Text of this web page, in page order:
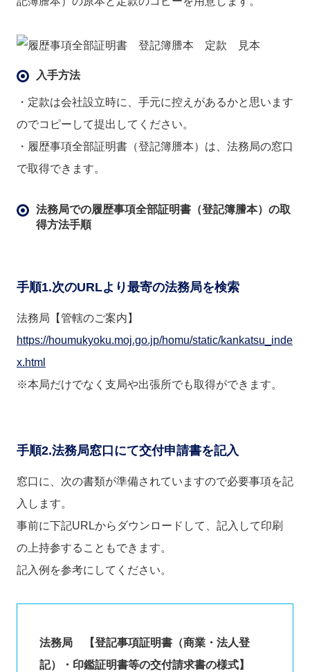
入手方法
・定款は会社設立時に、手元に控えがあるかと思います
のでコピーして提出してください。
・履歴事項全部証明書（登記簿謄本）は、法務局の窓口
で取得できます。
法務局での履歴事項全部証明書（登記簿謄本） の取
得方法手順
手順1.次のURLより最寄の法務局を検索
法務局【管轄のご案内】
https://houmukyoku.moj.go.jp/homu/static/kankatsu_inde
x.html
※本局だけでなく支局や出張所でも取得ができます。
手順2.法務局窓口にて交付申請書を記入
窓口に、次の書類が準備されていますので必要事項を記
入します。
事前に下記URLからダウンロードして、記入して印刷
の上持参することもできます。
記入例を参考にしてください。
法務局 【登記事項証明書（商業・法人登
記）・印鑑証明書等の交付請求書の様式】